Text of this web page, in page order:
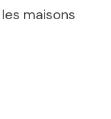
maisons